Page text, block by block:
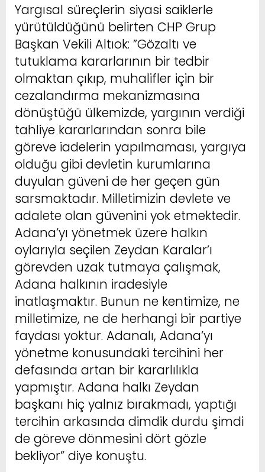
Yargısal süreçlerin siyasi saiklerle
yürütüldüğünü belirten CHP Grup
Başkan Vekili Altıok: ”Gözaltı ve
tutuklama kararlarının bir tedbir
olmaktan çıkıp, muhalifler için bir
cezalandırma mekanizmasına
dönüştüğü ülkemizde, yargının verdiği
tahliye kararlarından sonra bile
göreve iadelerin yapılmaması, yargıya
olduğu gibi devletin kurumlarına
duyulan güveni de her geçen gün
sarsmaktadır. Milletimizin devlete ve
adalete olan güvenini yok etmektedir.
Adana’yı yönetmek üzere halkın
oylarıyla seçilen Zeydan Karalar’ı
görevden uzak tutmaya çalışmak,
Adana halkının iradesiyle
inatlaşmaktır. Bunun ne kentimize, ne
milletimize, ne de herhangi bir partiye
faydası yoktur. Adanalı, Adana’yı
yönetme konusundaki tercihini her
defasında artan bir kararlılıkla
yapmıştır. Adana halkı Zeydan
başkanı hiç yalnız bırakmadı, yaptığı
tercihin arkasında dimdik durdu şimdi
de göreve dönmesini dört gözle
bekliyor” diye konuştu.